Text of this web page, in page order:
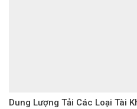
Dung Lượng Tải Các Loại Tài